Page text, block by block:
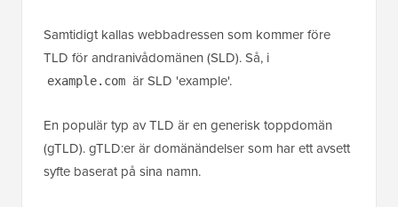
Samtidigt kallas webbadressen som kommer före
TLD för andranivådomänen (SLD). Så, i
example.com är SLD 'example'.
En populär typ av TLD är en generisk toppdomän
(gTLD). gTLD:er är domänändelser som har ett avsett
syfte baserat på sina namn.